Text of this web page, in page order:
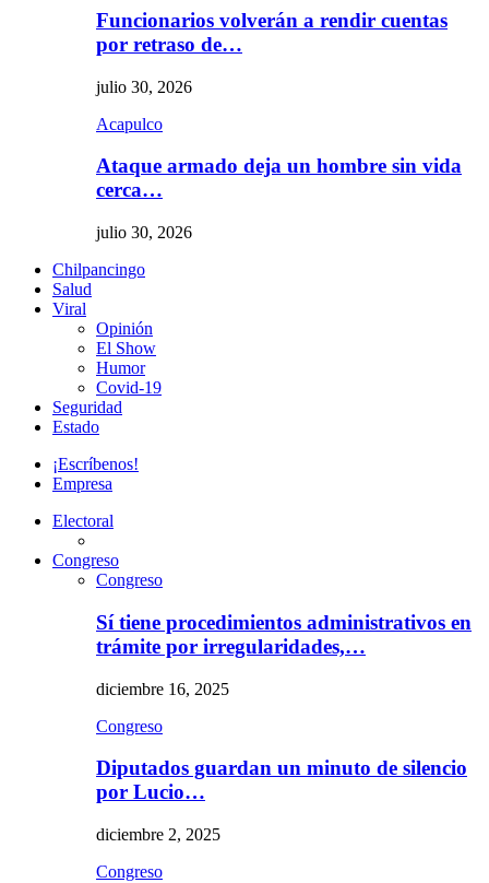
Funcionarios volverán a rendir cuentas
por retraso de…
julio 30, 2026
Acapulco
Ataque armado deja un hombre sin vida
cerca…
julio 30, 2026
Chilpancingo
Salud
Viral
Opinión
El Show
Humor
Covid-19
Seguridad
Estado
¡Escríbenos!
Empresa
Electoral
Congreso
Congreso
Sí tiene procedimientos administrativos en
trámite por irregularidades,…
diciembre 16, 2025
Congreso
Diputados guardan un minuto de silencio
por Lucio…
diciembre 2, 2025
Congreso